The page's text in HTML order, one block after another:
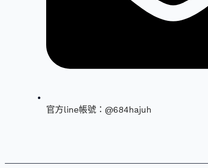
官方line帳號：@684hajuh